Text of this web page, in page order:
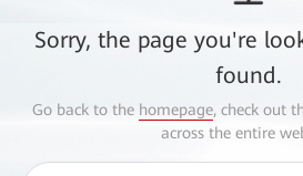
Sorry, the page you're
found.
Go back to the homepage, check out
across the entire